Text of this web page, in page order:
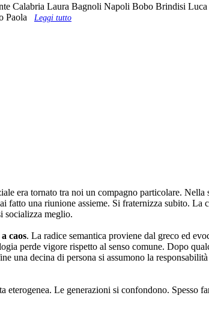
Calabria Laura Bagnoli Napoli Bobo Brindisi
Paola
Leggi tutto
era tornato tra noi un compagno particolare. Nella
una riunione assieme. Si fraternizza subito. La
socializza meglio.
caos. La radice semantica proviene dal greco ed
perde vigore rispetto al senso comune. Dopo
una decina di persona si assumono la
eterogenea. Le generazioni si confondono. Spesso